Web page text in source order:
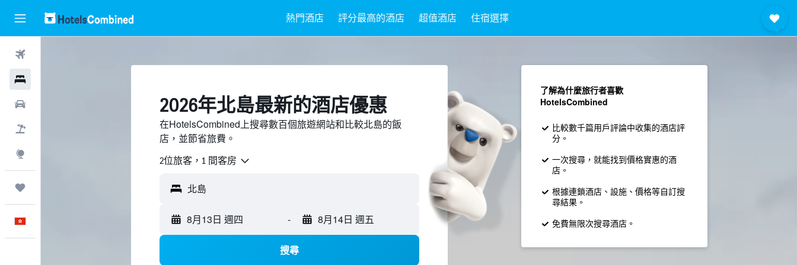
熱門酒店 評分最高的酒店 超值酒店 住宿選擇
2026年北島最新的酒店優惠
在HotelsCombined上搜尋數百個旅遊網站和比較北島的飯
店，並節省旅費。
2位旅客，1 間客房
8月13日 週四 - 8月14日 週五
搜尋
了解為什麼旅行者喜歡
HotelsCombined
比較數千篇用戶評論中收集的酒店評
分。
一次搜尋，就能找到價格實惠的酒
店。
根據連鎖酒店、設施、價格等自訂搜
尋結果。
免費無限次搜尋酒店。